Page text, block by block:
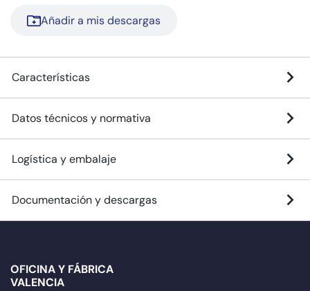
Añadir a mis descargas
Características
Datos técnicos y normativa
Logística y embalaje
Documentación y descargas
OFICINA Y FÁBRICA
VALENCIA